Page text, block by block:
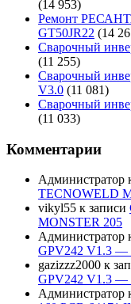
(14 953)
Ремонт
GT50JR22 (14
Сварочный
(11 255)
Сварочный
V3.0 (11 081)
Сварочный
(11 033)
Комментарии
Администратор
TECNOWELD
vikyl55 к записи
MONSTER 205
Администратор
GPV242 V1.3 —
gazizzz2000 к
GPV242 V1.3 —
Администратор